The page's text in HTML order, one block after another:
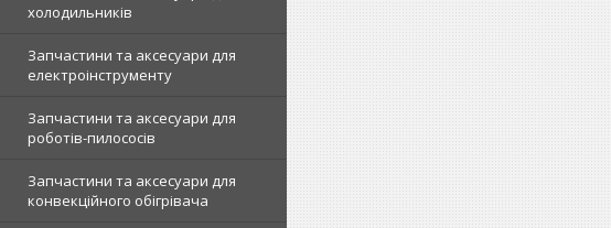
холодильників
Запчастини та аксесуари для
електроінструменту
Запчастини та аксесуари для
роботів-пилососів
Запчастини та аксесуари для
конвекційного обігрівача